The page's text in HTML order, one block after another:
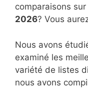
comparaisons sur
2026? Vous
Nous avons
examiné les
variété de listes
nous avons